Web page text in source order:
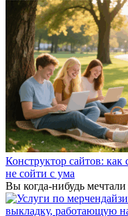
Конструктор сайтов: как
не сойти с ума
Вы когда-нибудь